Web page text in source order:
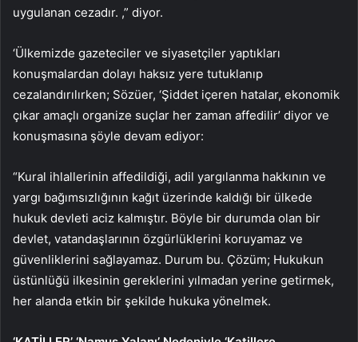
uygulanan cezadır. ,” diyor.
‘Ülkemizde gazeteciler ve siyasetçiler yaptıkları
konuşmalardan dolayı haksız yere tutuklanıp
cezalandırılırken; Sözüer, ‘Şiddet içeren hatalar, ekonomik
çıkar amaçlı organize suçlar her zaman affedilir’ diyor ve
konuşmasına şöyle devam ediyor:
“Kural ihlallerinin affedildiği, adil yargılanma hakkının ve
yargı bağımsızlığının kağıt üzerinde kaldığı bir ülkede
hukuk devleti aciz kalmıştır. Böyle bir durumda olan bir
devlet, vatandaşlarının özgürlüklerini koruyamaz ve
güvenliklerini sağlayamaz. Durum bu. Çözüm; Hukukun
üstünlüğü ilkesinin gereklerini yılmadan yerine getirmek,
her alanda etkin bir şekilde hukuka yönelmek.